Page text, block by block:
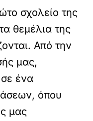
σχολείο της
θεμέλια της
Από την
μας,
σε ένα
όπου
μας